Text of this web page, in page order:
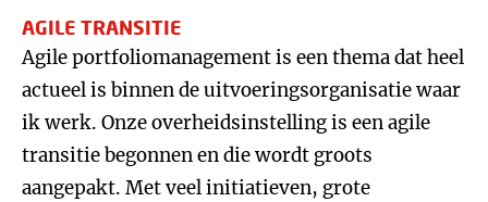
AGILE TRANSITIE
Agile portfoliomanagement is een thema dat heel
actueel is binnen de uitvoeringsorganisatie waar
ik werk. Onze overheidsinstelling is een agile
transitie begonnen en die wordt groots
aangepakt. Met veel initiatieven, grote